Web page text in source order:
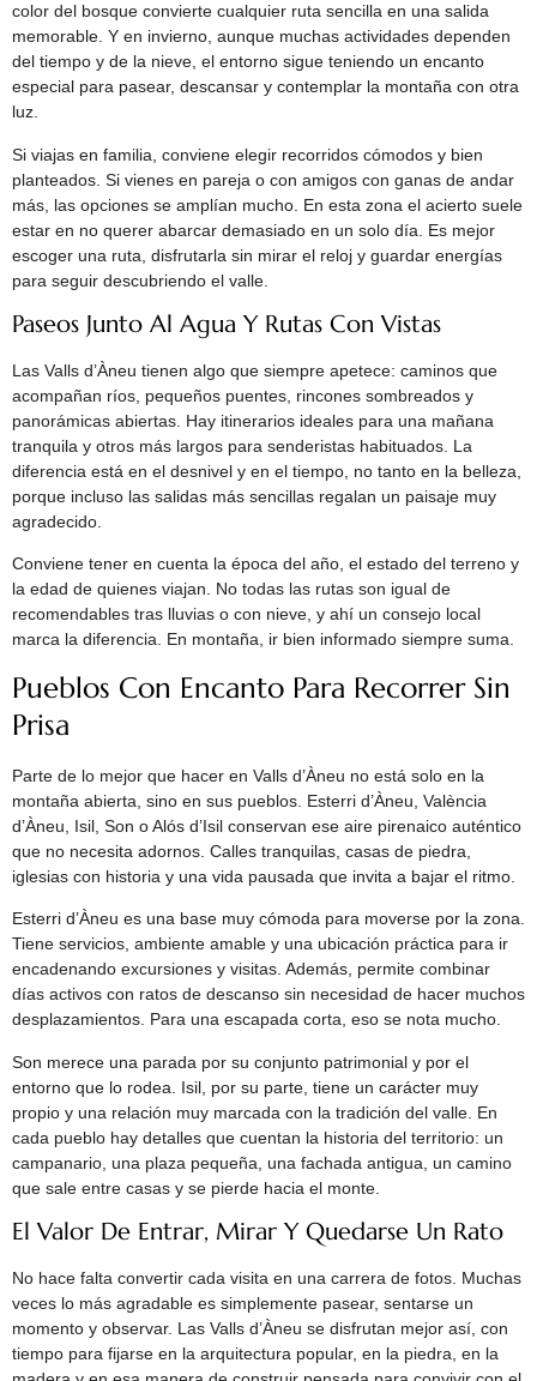
color del bosque convierte cualquier ruta sencilla en una salida
memorable. Y en invierno, aunque muchas actividades dependen
del tiempo y de la nieve, el entorno sigue teniendo un encanto
especial para pasear, descansar y contemplar la montaña con otra
luz.
Si viajas en familia, conviene elegir recorridos cómodos y bien
planteados. Si vienes en pareja o con amigos con ganas de andar
más, las opciones se amplían mucho. En esta zona el acierto suele
estar en no querer abarcar demasiado en un solo día. Es mejor
escoger una ruta, disfrutarla sin mirar el reloj y guardar energías
para seguir descubriendo el valle.
Paseos Junto Al Agua Y Rutas Con Vistas
Las Valls d’Àneu tienen algo que siempre apetece: caminos que
acompañan ríos, pequeños puentes, rincones sombreados y
panorámicas abiertas. Hay itinerarios ideales para una mañana
tranquila y otros más largos para senderistas habituados. La
diferencia está en el desnivel y en el tiempo, no tanto en la belleza,
porque incluso las salidas más sencillas regalan un paisaje muy
agradecido.
Conviene tener en cuenta la época del año, el estado del terreno y
la edad de quienes viajan. No todas las rutas son igual de
recomendables tras lluvias o con nieve, y ahí un consejo local
marca la diferencia. En montaña, ir bien informado siempre suma.
Pueblos Con Encanto Para Recorrer Sin
Prisa
Parte de lo mejor que hacer en Valls d’Àneu no está solo en la
montaña abierta, sino en sus pueblos. Esterri d’Àneu, València
d’Àneu, Isil, Son o Alós d’Isil conservan ese aire pirenaico auténtico
que no necesita adornos. Calles tranquilas, casas de piedra,
iglesias con historia y una vida pausada que invita a bajar el ritmo.
Esterri d’Àneu es una base muy cómoda para moverse por la zona.
Tiene servicios, ambiente amable y una ubicación práctica para ir
encadenando excursiones y visitas. Además, permite combinar
días activos con ratos de descanso sin necesidad de hacer muchos
desplazamientos. Para una escapada corta, eso se nota mucho.
Son merece una parada por su conjunto patrimonial y por el
entorno que lo rodea. Isil, por su parte, tiene un carácter muy
propio y una relación muy marcada con la tradición del valle. En
cada pueblo hay detalles que cuentan la historia del territorio: un
campanario, una plaza pequeña, una fachada antigua, un camino
que sale entre casas y se pierde hacia el monte.
El Valor De Entrar, Mirar Y Quedarse Un Rato
No hace falta convertir cada visita en una carrera de fotos. Muchas
veces lo más agradable es simplemente pasear, sentarse un
momento y observar. Las Valls d’Àneu se disfrutan mejor así, con
tiempo para fijarse en la arquitectura popular, en la piedra, en la